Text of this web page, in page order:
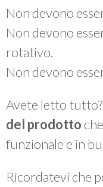
Non devono
Non devono
rotativo.
Non devono
Avete letto
del prodotto
funzionale e in
Ricordatevi che